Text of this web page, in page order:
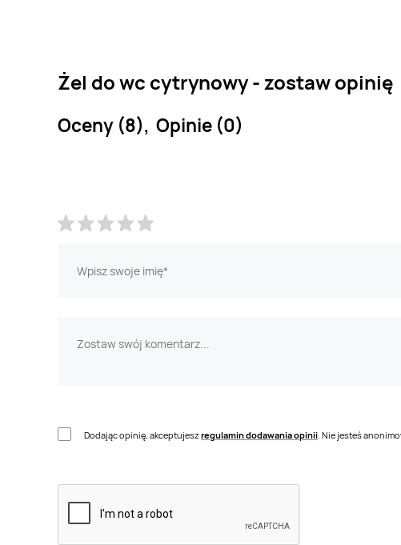
Żel do wc cytrynowy - zostaw opinię
Oceny (8), Opinie (0)
Dodając opinię, akceptujeszregulamin dodawania opinii . Nie jesteś